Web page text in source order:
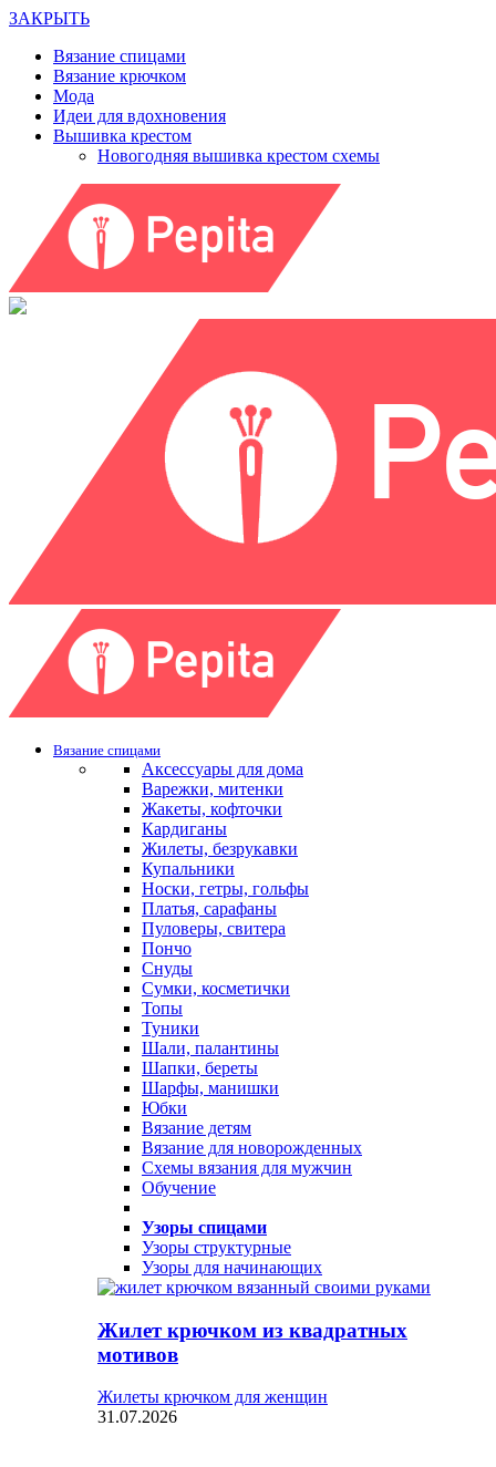
ЗАКРЫТЬ
Вязание спицами
Вязание крючком
Мода
Идеи для вдохновения
Вышивка крестом
Новогодняя вышивка крестом схемы
Вязание спицами
Аксессуары для дома
Варежки, митенки
Жакеты, кофточки
Кардиганы
Жилеты, безрукавки
Купальники
Носки, гетры, гольфы
Платья, сарафаны
Пуловеры, свитера
Пончо
Снуды
Сумки, косметички
Топы
Туники
Шали, палантины
Шапки, береты
Шарфы, манишки
Юбки
Вязание детям
Вязание для новорожденных
Схемы вязания для мужчин
Обучение
Узоры спицами
Узоры структурные
Узоры для начинающих
Жилет крючком из квадратных
мотивов
Жилеты крючком для женщин
31.07.2026